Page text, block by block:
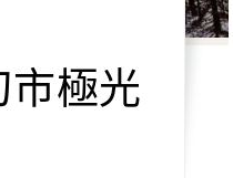
極光